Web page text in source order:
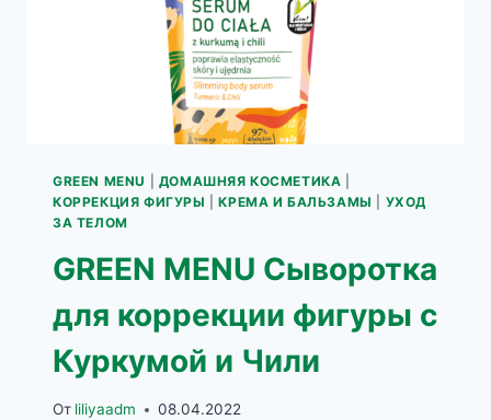
GREEN MENU ДОМАШНЯЯ КОСМЕТИКА
КОРРЕКЦИЯ ФИГУРЫ
|КРЕМА И БАЛЬЗАМЫ
УХОД
ЗА ТЕЛОМ
GREEN MENU Сыворотка
для коррекции фигуры с
Куркумой и Чили
От liliyaadm 08.04.2022